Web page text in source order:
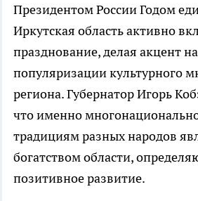
Президентом России Годом
Иркутская область активно
празднование, делая акцент
популяризации культурного
региона. Губернатор Игорь
что именно
традициям разных народов
богатством области,
позитивное развитие.